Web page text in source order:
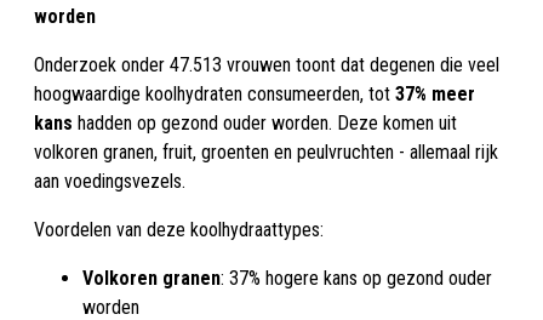
worden
Onderzoek onder 47.513 vrouwen toont dat degenen die veel
hoogwaardige koolhydraten consumeerden, tot 37% meer
kans hadden op gezond ouder worden. Deze komen uit
volkoren granen, fruit, groenten en peulvruchten - allemaal rijk
aan voedingsvezels.
Voordelen van deze koolhydraattypes:
Volkoren granen: 37% hogere kans op gezond ouder
worden